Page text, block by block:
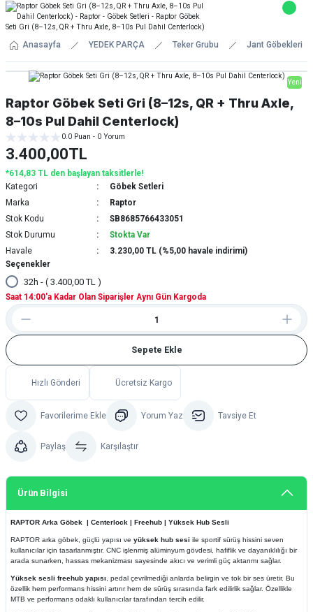
Anasayfa YEDEK PARÇA Teker Grubu Jant Göbekleri
Yeni
Raptor Göbek Seti Gri (8–12s, QR + Thru Axle,
8–10s Pul Dahil Centerlock)
0.0 Puan - 0 Yorum
3.400,00TL
*614,83 TL den başlayan taksitlerle!
Kategori
Göbek Setleri
Marka
Raptor
Stok Kodu
SB8685766433051
Stok Durumu
Stokta Var
Havale
3.230,00 TL (%5,00 havale indirimi)
Saat 14:00'a Kadar Olan Siparişler Aynı Gün Kargoda
Seçenekler
32h - ( 3.400,00 TL )
Sepete Ekle
Hızlı Gönderi Ücretsiz Kargo
Yorum Yaz Tavsiye Et
Paylaş Karşılaştır
Ürün Bilgisi
RAPTOR Arka Göbek | Centerlock | Freehub | Yüksek Hub Sesli
RAPTOR arka göbek, güçlü yapısı ve yüksek hub sesi ile sportif sürüş hissini seven
kullanıcılar için tasarlanmıştır. CNC işlenmiş alüminyum gövdesi, hafiflik ve dayanıklılığı bir
arada sunarken, hassas mekanizması sayesinde akıcı ve verimli güç aktarımı sağlar.
Yüksek sesli freehub yapısı , pedal çevrilmediği anlarda belirgin ve tok bir ses üretir. Bu
özellik hem performans hissini artırır hem de sürüş sırasında fark edilirlik sağlar. Özellikle
MTB ve performans odaklı kullanıcılar tarafından tercih edilir.